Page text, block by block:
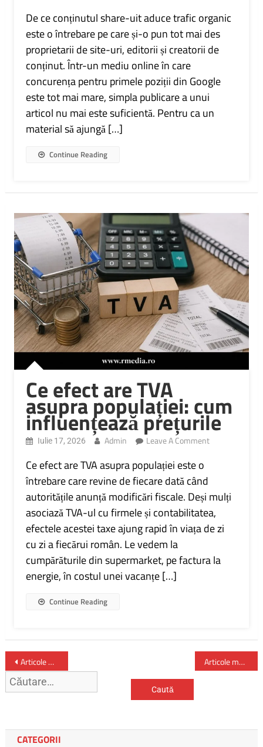
Ce
Conținutul
Share-
Uit
Organic
Și
Un
De ce conținutul share-uit aduce trafic organic
este o întrebare pe care și-o pun tot mai des
proprietarii de site-uri, editorii și creatorii de
conținut. Într-un mediu online în care
concurența pentru primele poziții din Google
este tot mai mare, simpla publicare a unui
articol nu mai este suficientă. Pentru ca un
material să ajungă […]
Continue Reading
Ce efect are TVA
asupra populației: cum
influențează prețurile
Iulie 17, 2026 Admin Leave A CommentOn
Asupra
Populației:
Cum
Influențează
Ce efect are TVA asupra populației este o
întrebare care revine de fiecare dată când
autoritățile anunță modificări fiscale. Deși mulți
asociază TVA-ul cu firmele și contabilitatea,
efectele acestei taxe ajung rapid în viața de zi
cu zi a fiecărui român. Le vedem la
cumpărăturile din supermarket, pe factura la
energie, în costul unei vacanțe […]
Continue Reading
Navigare
în
Articole mai vechi Articole mai noi
Caută
după:
CATEGORII